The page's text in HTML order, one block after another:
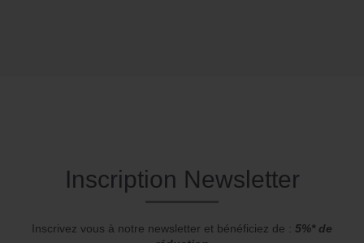
Inscription Newsletter
Inscrivez vous à notre newsletter et bénéficiez de : 5%* de